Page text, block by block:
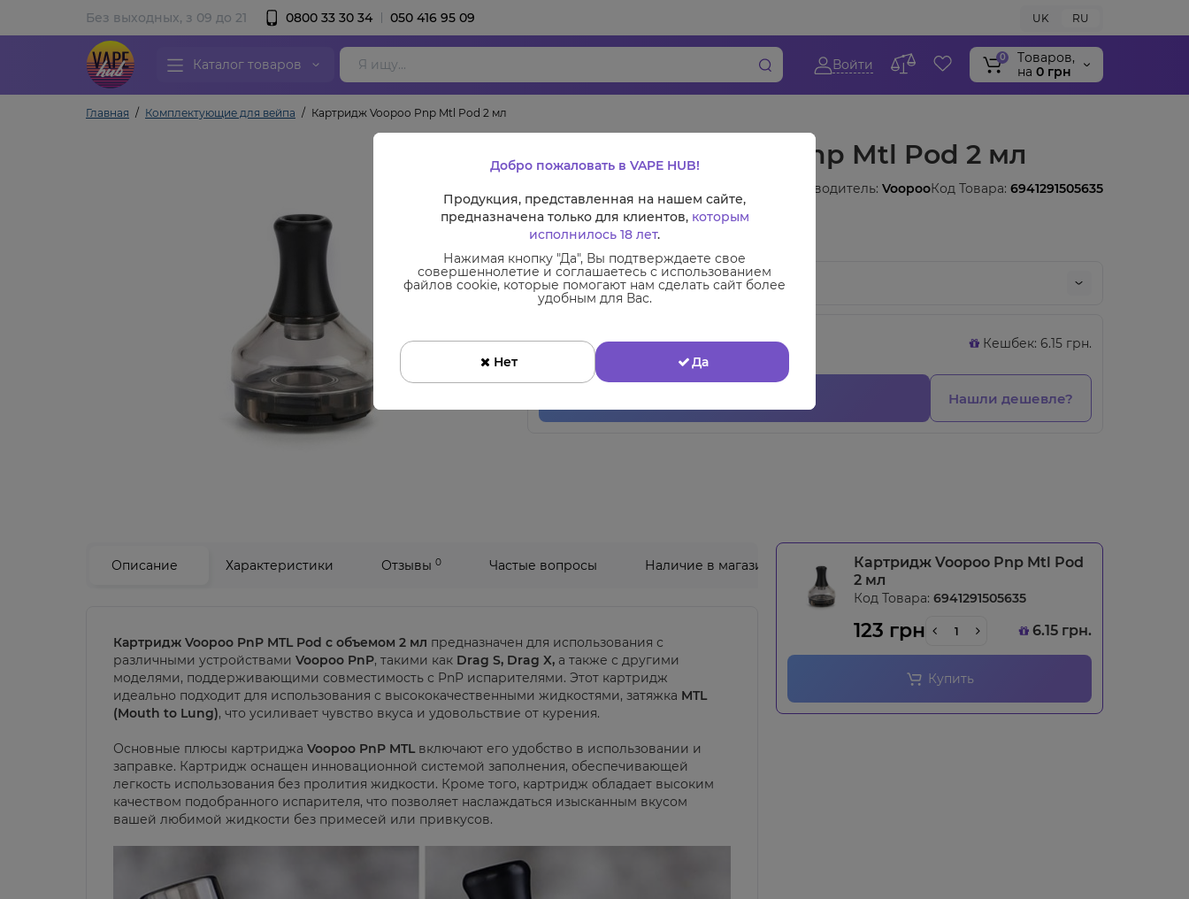
Без выходных, з 09 до 21 0800 33 30 34 050 416 95 09 UK RU
Каталог товаров Войти 0
Tоваров,
на 0 грн
Главная Комплектующие для вейпа Картридж Voopoo Pnp Mtl Pod 2 мл
Картридж Voopoo Pnp Mtl Pod 2 мл
Производитель: VoopooКод Товара: 6941291505635
Сменные комплектующие
Испарители
123 грн Кешбек: 6.15 грн.
Нашли дешевле?
Описание Характеристики Отзывы 0 Частые вопросы Наличие в магазинах
Картридж Voopoo PnP MTL Pod с объемом 2 мл предназначен для использования с
различными устройствами Voopoo PnP, такими как Drag S, Drag X, а также с другими
моделями, поддерживающими совместимость с PnP испарителями. Этот картридж
идеально подходит для использования с высококачественными жидкостями, затяжка MTL
(Mouth to Lung), что усиливает чувство вкуса и удовольствие от курения.
Основные плюсы картриджа Voopoo PnP MTLвключают его удобство в использовании и
заправке. Картридж оснащен инновационной системой заполнения, обеспечивающей
легкость использования без пролития жидкости. Кроме того, картридж обладает высоким
качеством подобранного испарителя, что позволяет наслаждаться изысканным вкусом
вашей любимой жидкости без примесей или привкусов.
Картридж Voopoo Pnp Mtl Pod
2 мл
Код Товара:6941291505635
123 грн 6.15 грн.
Купить
Добро пожаловать в VAPE HUB!
Продукция, представленная на нашем сайте,
предназначена только для клиентов, которым
исполнилось 18 лет.
Нажимая кнопку "Да", Вы подтверждаете свое
совершеннолетие и соглашаетесь с использованием
файлов cookie, которые помогают нам сделать сайт более
удобным для Вас.
Нет Да